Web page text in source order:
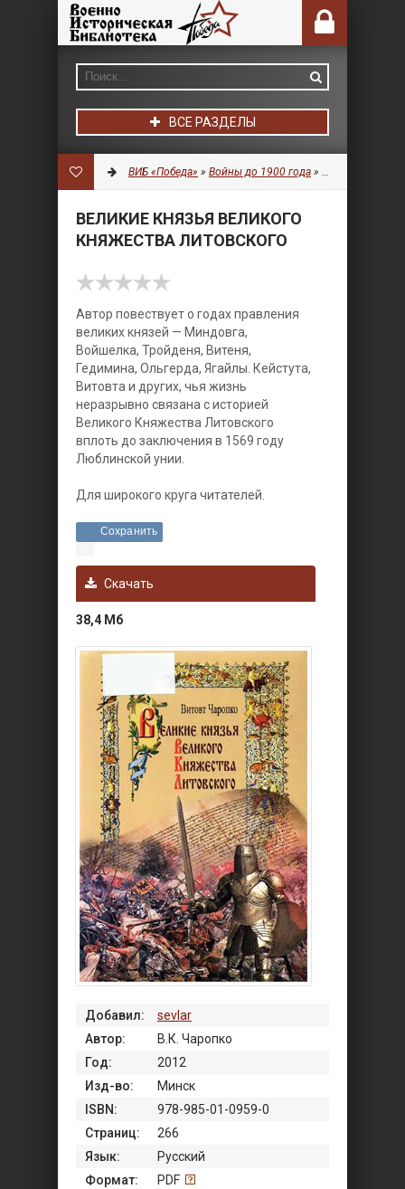
ВСЕ РАЗДЕЛЫ
ВИБ «Победа» » Войны до 1900 года » История
ВЕЛИКИЕ КНЯЗЬЯ ВЕЛИКОГО
КНЯЖЕСТВА ЛИТОВСКОГО
Автор повествует о годах правления
великих князей — Миндовга,
Войшелка, Тройденя, Витеня,
Гедимина, Ольгерда, Ягайлы. Кейстута,
Витовта и других, чья жизнь
неразрывно связана с историей
Великого Княжества Литовского
вплоть до заключения в 1569 году
Люблинской унии.
Для широкого круга читателей.
Сохранить
Скачать
38,4 Мб
Добавил:
sevlar
Автор:
В.К. Чаропко
Год:
2012
Изд-во:
Минск
ISBN:
978-985-01-0959-0
Страниц:
266
Язык:
Русский
Формат:
PDF